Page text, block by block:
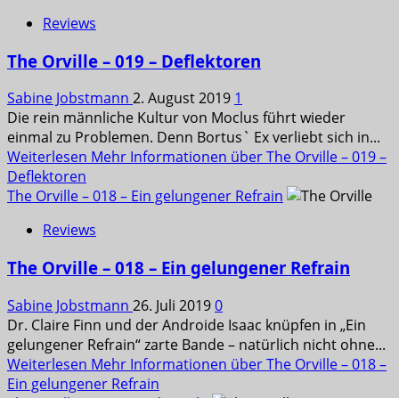
Reviews
The Orville – 019 – Deflektoren
Sabine Jobstmann 2. August 2019 1
Die rein männliche Kultur von Moclus führt wieder
einmal zu Problemen. Denn Bortus` Ex verliebt sich in...
Weiterlesen Mehr Informationen über The Orville – 019 –
Deflektoren
The Orville – 018 – Ein gelungener Refrain
Reviews
The Orville – 018 – Ein gelungener Refrain
Sabine Jobstmann 26. Juli 20190
Dr. Claire Finn und der Androide Isaac knüpfen in „Ein
gelungener Refrain“ zarte Bande – natürlich nicht ohne...
Weiterlesen Mehr Informationen über The Orville – 018 –
Ein gelungener Refrain